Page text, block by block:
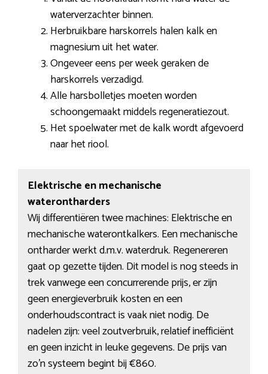
waterverzachter binnen.
Herbruikbare harskorrels halen kalk en
magnesium uit het water.
Ongeveer eens per week geraken de
harskorrels verzadigd.
Alle harsbolletjes moeten worden
schoongemaakt middels regeneratiezout.
Het spoelwater met de kalk wordt afgevoerd
naar het riool.
Elektrische en mechanische
waterontharders
Wij differentiëren twee machines: Elektrische en
mechanische waterontkalkers. Een mechanische
ontharder werkt d.m.v. waterdruk. Regenereren
gaat op gezette tijden. Dit model is nog steeds in
trek vanwege een concurrerende prijs, er zijn
geen energieverbruik kosten en een
onderhoudscontract is vaak niet nodig. De
nadelen zijn: veel zoutverbruik, relatief inefficiënt
en geen inzicht in leuke gegevens. De prijs van
zo’n systeem begint bij €860.